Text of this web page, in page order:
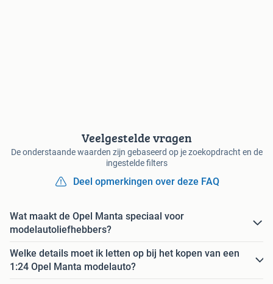
Veelgestelde vragen
De onderstaande waarden zijn gebaseerd op je zoekopdracht en de
ingestelde filters
Deel opmerkingen over deze FAQ
Wat maakt de Opel Manta speciaal voor
modelautoliefhebbers?
Welke details moet ik letten op bij het kopen van een
1:24 Opel Manta modelauto?